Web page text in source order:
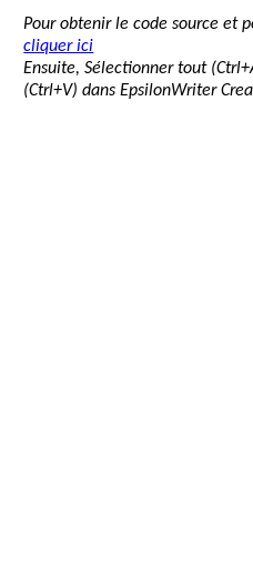
Pour obtenir le code source et
cliquer ici
Ensuite, Sélectionner tout
(Ctrl+V) dans EpsilonWriter